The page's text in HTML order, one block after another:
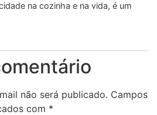
na cozinha e na vida, é um
não será publicado. Campos
com *